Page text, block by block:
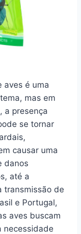
aves é uma
mas em
a presença
se tornar
causar uma
danos
até a
transmissão de
e Portugal,
aves buscam
necessidade